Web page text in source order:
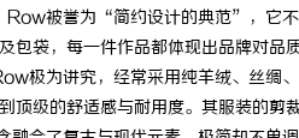
被誉为“简约设计的典范”，它
包袋，每一件作品都体现出品牌对品
极为讲究，经常采用纯羊绒、丝绸
顶级的舒适感与耐用度。其服装的剪